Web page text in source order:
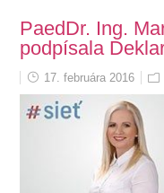
PaedDr. Ing.
podpísala
17. februára 2016